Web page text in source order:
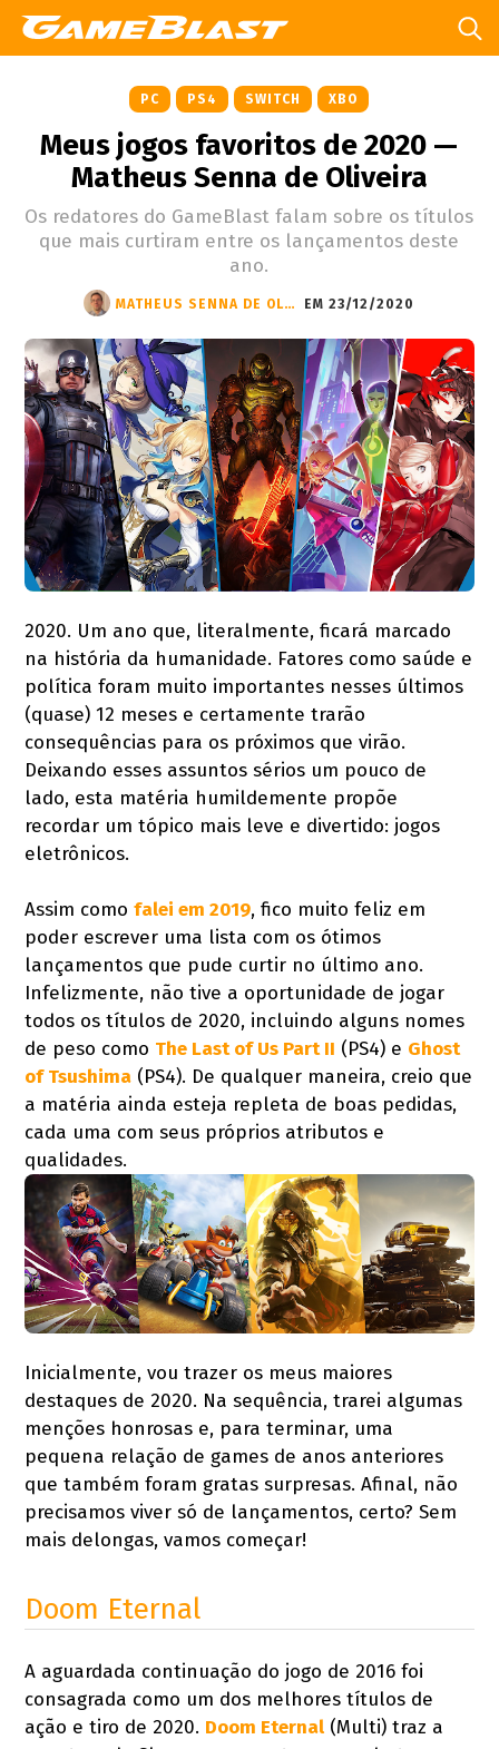
PC PS4 SWITCH XBO
Meus jogos favoritos de 2020 —
Matheus Senna de Oliveira
Os redatores do GameBlast falam sobre os títulos
que mais curtiram entre os lançamentos deste
ano.
MATHEUS SENNA DE OLIVEIRA EM 23/12/2020
2020. Um ano que, literalmente, ficará marcado
na história da humanidade. Fatores como saúde e
política foram muito importantes nesses últimos
(quase) 12 meses e certamente trarão
consequências para os próximos que virão.
Deixando esses assuntos sérios um pouco de
lado, esta matéria humildemente propõe
recordar um tópico mais leve e divertido: jogos
eletrônicos.
Assim comofalei em 2019, fico muito feliz em
poder escrever uma lista com os ótimos
lançamentos que pude curtir no último ano.
Infelizmente, não tive a oportunidade de jogar
todos os títulos de 2020, incluindo alguns nomes
de peso como The Last of Us Part II (PS4) e Ghost
of Tsushima (PS4). De qualquer maneira, creio que
a matéria ainda esteja repleta de boas pedidas,
cada uma com seus próprios atributos e
qualidades.
Inicialmente, vou trazer os meus maiores
destaques de 2020. Na sequência, trarei algumas
menções honrosas e, para terminar, uma
pequena relação de games de anos anteriores
que também foram gratas surpresas. Afinal, não
precisamos viver só de lançamentos, certo? Sem
mais delongas, vamos começar!
Doom Eternal
A aguardada continuação do jogo de 2016 foi
consagrada como um dos melhores títulos de
ação e tiro de 2020. Doom Eternal (Multi) traz a